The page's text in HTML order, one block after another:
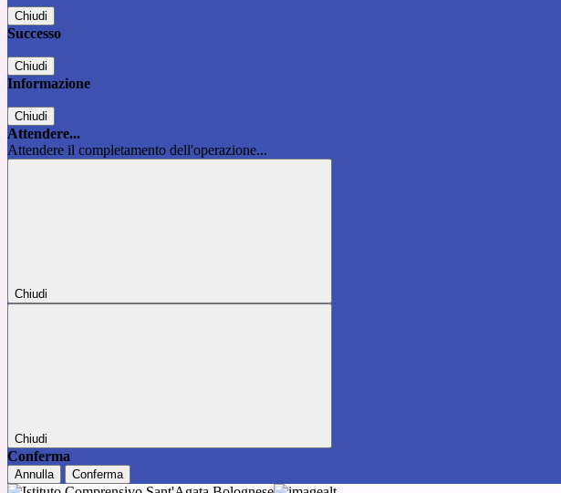
Chiudi
Successo
Chiudi
Informazione
Chiudi
Attendere...
Attendere il completamento dell'operazione...
Chiudi
Chiudi
Conferma
Annulla Conferma